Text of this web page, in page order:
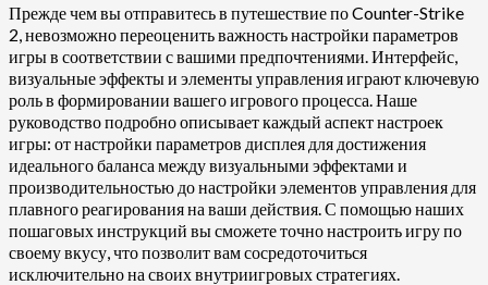
Прежде чем вы отправитесь в путешествие по Counter-Strike
2, невозможно переоценить важность настройки параметров
игры в соответствии с вашими предпочтениями. Интерфейс,
визуальные эффекты и элементы управления играют ключевую
роль в формировании вашего игрового процесса. Наше
руководство подробно описывает каждый аспект настроек
игры: от настройки параметров дисплея для достижения
идеального баланса между визуальными эффектами и
производительностью до настройки элементов управления для
плавного реагирования на ваши действия. С помощью наших
пошаговых инструкций вы сможете точно настроить игру по
своему вкусу, что позволит вам сосредоточиться
исключительно на своих внутриигровых стратегиях.